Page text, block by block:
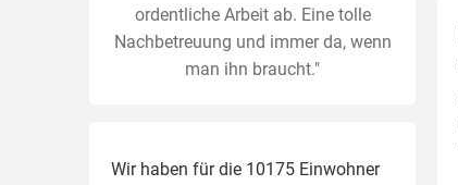
ordentliche Arbeit ab. Eine tolle
Nachbetreuung und immer da, wenn
man ihn braucht."
Wir haben für die 10175 Einwohner